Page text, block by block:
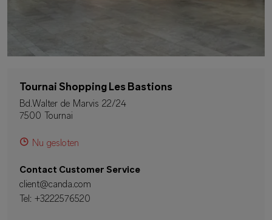
Tournai Shopping Les Bastions
Bd.Walter de Marvis 22/24
7500 Tournai
Nu gesloten
Contact Customer Service
client@canda.com
Tel: +3222576520